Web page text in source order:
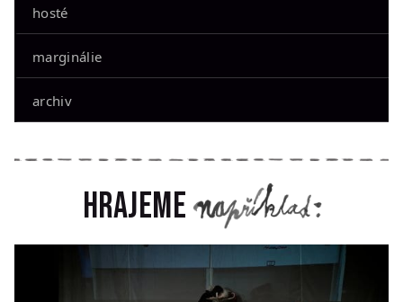
hosté
marginálie
archiv
Hrajeme